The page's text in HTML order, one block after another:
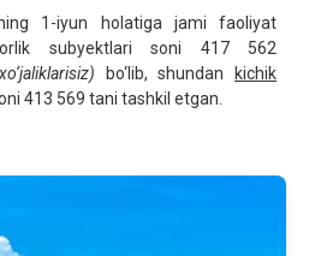
1-iyun holatiga jami faoliyat
subyektlari soni 417 562
bo‘lib, shundan
kichik
413 569 tani tashkil etgan.